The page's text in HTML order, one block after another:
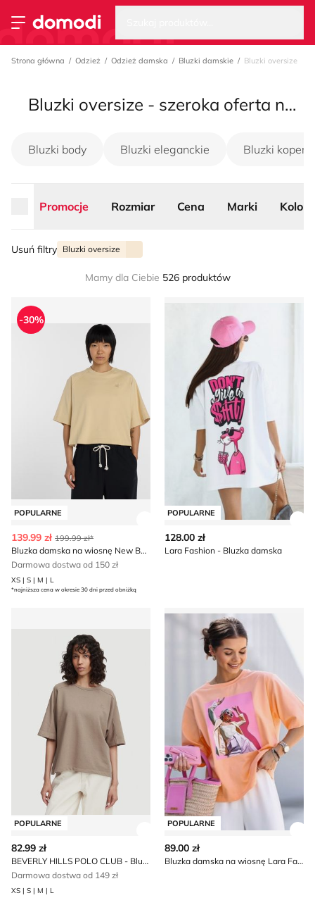
Przełącz menu
Strona główna
Strona główna Odzież Odzież damska Bluzki damskie Bluzki oversize
Bluzki oversize - szeroka oferta na sezon lato 2026
Bluzki body Bluzki eleganckie Bluzki
Promocje Rozmiar Cena Marki Kolor
Usuń filtry Bluzki oversize
Mamy dla Ciebie 526 produktów
Bluzka damska na wiosnę New Balance
POPULARNE
-30%
139.99 zł 199.99 zł*
Bluzka damska na wiosnę New Balance
Darmowa dostwa od 150 zł
XS | S | M | L
*najniższa cena w okresie 30 dni przed obniżką
Lara Fashion - Bluzka
POPULARNE
128.00 zł
Lara Fashion - Bluzka damska
BEVERLY HILLS POLO CLUB - Bluzka damska wiosenna
POPULARNE
82.99 zł
BEVERLY HILLS POLO CLUB - Bluzka damska wiosenna
Darmowa dostwa od 149 zł
XS | S | M | L
Bluzka damska na wiosnę
POPULARNE
89.00 zł
Bluzka damska na wiosnę Lara Fashion